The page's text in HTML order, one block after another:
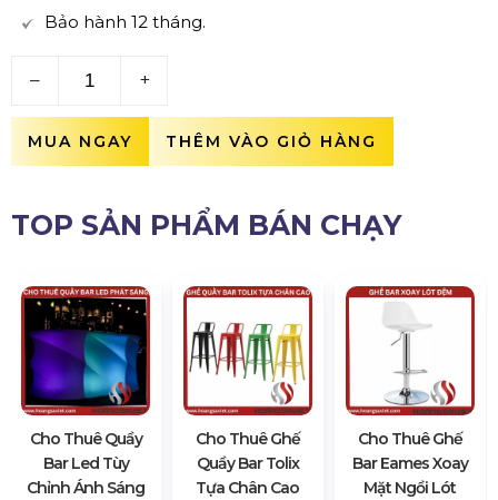
Bảo hành 12 tháng.
– +
MUA NGAY THÊM VÀO GIỎ HÀNG
TOP SẢN PHẨM BÁN CHẠY
Cho Thuê Quầy
Bar Led Tùy
Chỉnh Ánh Sáng
Cho Thuê Ghế
Quầy Bar Tolix
Tựa Chân Cao
Cho Thuê Ghế
Bar Eames Xoay
Mặt Ngồi Lót